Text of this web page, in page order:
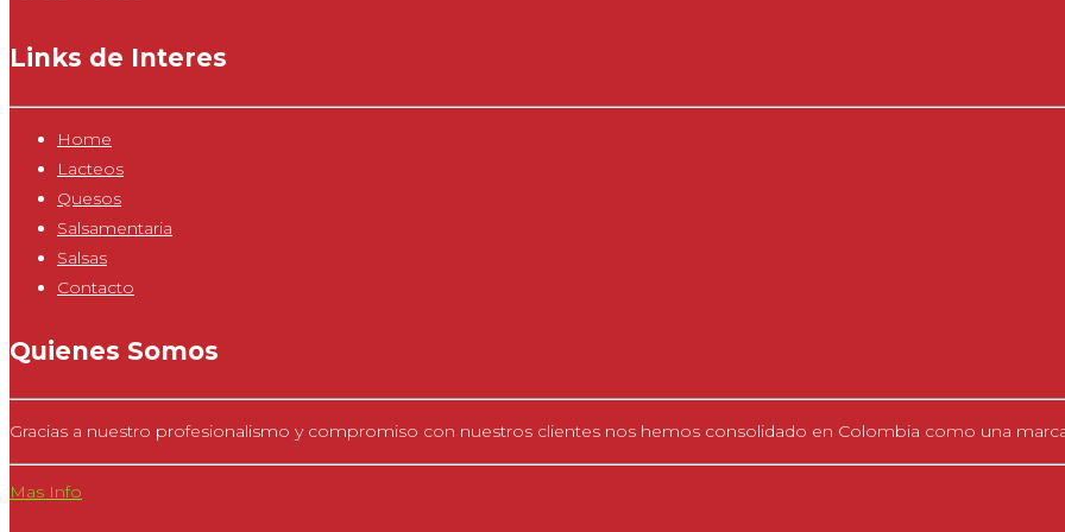
Links de Interes
Home
Lacteos
Quesos
Salsamentaria
Salsas
Contacto
Quienes Somos
Gracias a nuestro profesionalismo y compromiso con nuestros clientes nos hemos consolidado en Colombia como una
Mas Info